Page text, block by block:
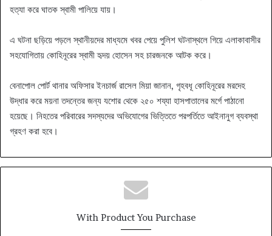
হত্যা করে ঘাতক স্বামী পালিয়ে যায়।
এ ঘটনা ছড়িয়ে পড়লে স্থানীয়দের মাধ্যমে খবর পেয়ে পুলিশ ঘটনাস্থলে গিয়ে এলাকাবাসীর
সহযোগিতায় কোহিনূরের স্বামী হৃদয় হোসেন সহ চারজনকে আটক করে।
বেনাপোল পোর্ট থানার অফিসার ইনচার্জ রাসেল মিয়া জানান, গৃহবধূ কোহিনূরের মরদেহ
উদ্ধার করে ময়না তদন্তের জন্য যশোর থেকে ২৫০ শয্যা হাসপাতালের মর্গে পাঠানো
হয়েছে। নিহতের পরিবারের সদস্যদের অভিযোগের ভিত্তিতে পরপর্তিতে আইনানুগ ব্যবস্থা
গ্রহণ করা হবে।
With Product You Purchase